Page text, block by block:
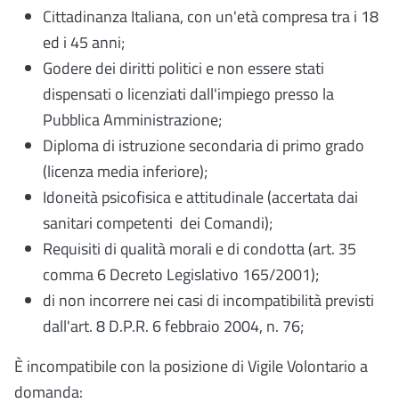
Cittadinanza Italiana, con un'età compresa tra i 18
ed i 45 anni;
Godere dei diritti politici e non essere stati
dispensati o licenziati dall'impiego presso la
Pubblica Amministrazione;
Diploma di istruzione secondaria di primo grado
(licenza media inferiore);
Idoneità psicofisica e attitudinale (accertata dai
sanitari competenti dei Comandi);
Requisiti di qualità morali e di condotta (art. 35
comma 6Decreto Legislativo 165/2001);
di non incorrere nei casi di incompatibilità previsti
dall'art. 8D.P.R. 6 febbraio 2004, n. 76;
È incompatibile con la posizione di Vigile Volontario a
domanda: